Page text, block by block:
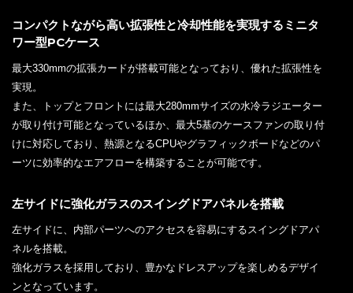
コンパクトながら高い拡張性と冷却性能を実現するミニタ
ワー型PCケース
最大330mmの拡張カードが搭載可能となっており、優れた拡張性を
実現。
また、トップとフロントには最大280mmサイズの水冷ラジエーター
が取り付け可能となっているほか、最大5基のケースファンの取り付
けに対応しており、熱源となるCPUやグラフィックボードなどのパ
ーツに効率的なエアフローを構築することが可能です。
左サイドに強化ガラスのスイングドアパネルを搭載
左サイドに、内部パーツへのアクセスを容易にするスイングドアパ
ネルを搭載。
強化ガラスを採用しており、豊かなドレスアップを楽しめるデザイ
ンとなっています。